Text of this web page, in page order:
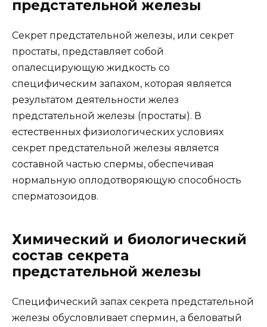
предстательной железы
Секрет предстательной железы, или секрет
простаты, представляет собой
опалесцирующую жидкость со
специфическим запахом, которая является
результатом деятельности желез
предстательной железы (простаты). В
естественных физиологических условиях
секрет предстательной железы является
составной частью спермы, обеспечивая
нормальную оплодотворяющую способность
сперматозоидов.
Химический и биологический
состав секрета
предстательной железы
Специфический запах секрета предстательной
железы обусловливает спермин, а беловатый